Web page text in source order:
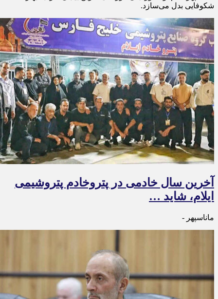
شکوفایی بدل می‌سازد.
آخرین سال خادمی در پتروخادم پتروشیمی
ایلام، شاید …
ماناسپهر -